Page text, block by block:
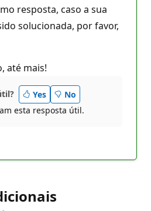
resposta, caso a sua
solucionada, por favor,
até mais!
Yes
No
esta resposta útil.